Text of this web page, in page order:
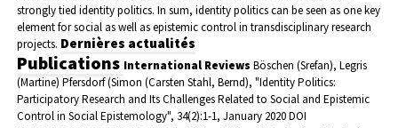
strongly tied identity politics. In sum, identity politics can be seen as one key
element for social as well as epistemic control in transdisciplinary research
projects. Dernières actualités
Publications International Reviews Böschen (Srefan), Legris
(Martine) Pfersdorf (Simon (Carsten Stahl, Bernd), "Identity Politics:
Participatory Research and Its Challenges Related to Social and Epistemic
Control in Social Epistemology", 34(2):1-1, January 2020 DOI